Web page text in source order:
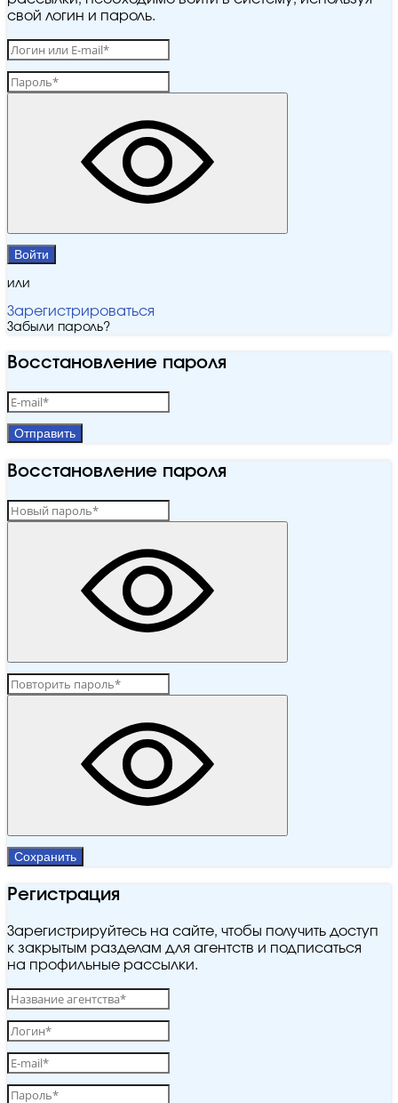
свой логин и пароль.
Войти
или
Зарегистрироваться
Забыли пароль?
Восстановление пароля
Отправить
Восстановление пароля
Сохранить
Регистрация
Зарегистрируйтесь на сайте, чтобы получить доступ
к закрытым разделам для агентств и подписаться
на профильные рассылки.